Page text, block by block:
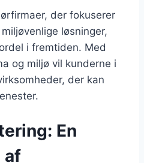
der fokuserer
løsninger,
i fremtiden. Med
og miljø vil kunderne i
der kan
En
af